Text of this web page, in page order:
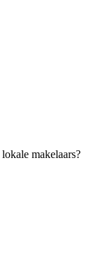
makelaars?